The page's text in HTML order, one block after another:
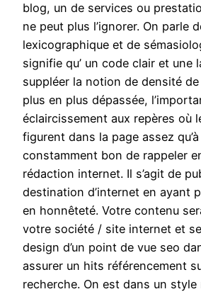
blog, un de services ou
ne peut plus l’ignorer. On parle
lexicographique et de
signifie qu’ un code clair et une
suppléer la notion de densité
plus en plus dépassée,
éclaircissement aux repères où
figurent dans la page assez
constamment bon de rappeler
rédaction internet. Il s’agit de
destination d’internet en ayant
en honnêteté. Votre contenu
votre société / site internet et
design d’un point de vue seo
assurer un hits référencement
recherche. On est dans un style